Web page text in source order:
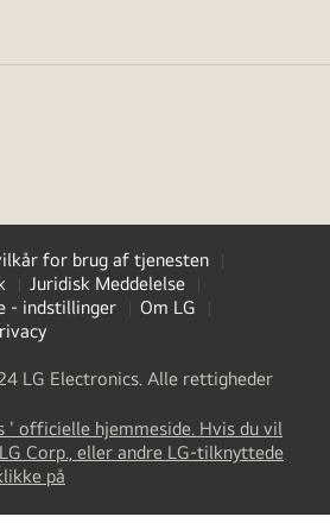
for brug af tjenesten
Juridisk Meddelelse
- indstillinger
Om LG
LG Electronics. Alle rettigheder
' officielle hjemmeside. Hvis du vil
Corp., eller andre LG-tilknyttede
på